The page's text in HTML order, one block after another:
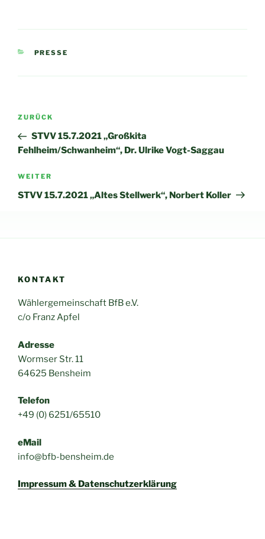
KATEGORIEN
PRESSE
Beitragsnavigation
Vorheriger
Beitrag
ZURÜCK
STVV 15.7.2021 „Großkita
Fehlheim/Schwanheim“, Dr. Ulrike Vogt-Saggau
Nächster
Beitrag
WEITER
STVV 15.7.2021 „Altes Stellwerk“, Norbert Koller
KONTAKT
Wählergemeinschaft BfB e.V.
c/o Franz Apfel
Adresse
Wormser Str. 11
64625 Bensheim
Telefon
+49 (0) 6251/65510
eMail
info@bfb-bensheim.de
Impressum & Datenschutzerklärung